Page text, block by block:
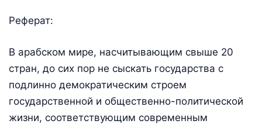
Реферат:
В арабском мире, насчитывающим свыше 20
стран, до сих пор не сыскать государства с
подлинно демократическим строем
государственной и общественно-политической
жизни, соответствующим современным